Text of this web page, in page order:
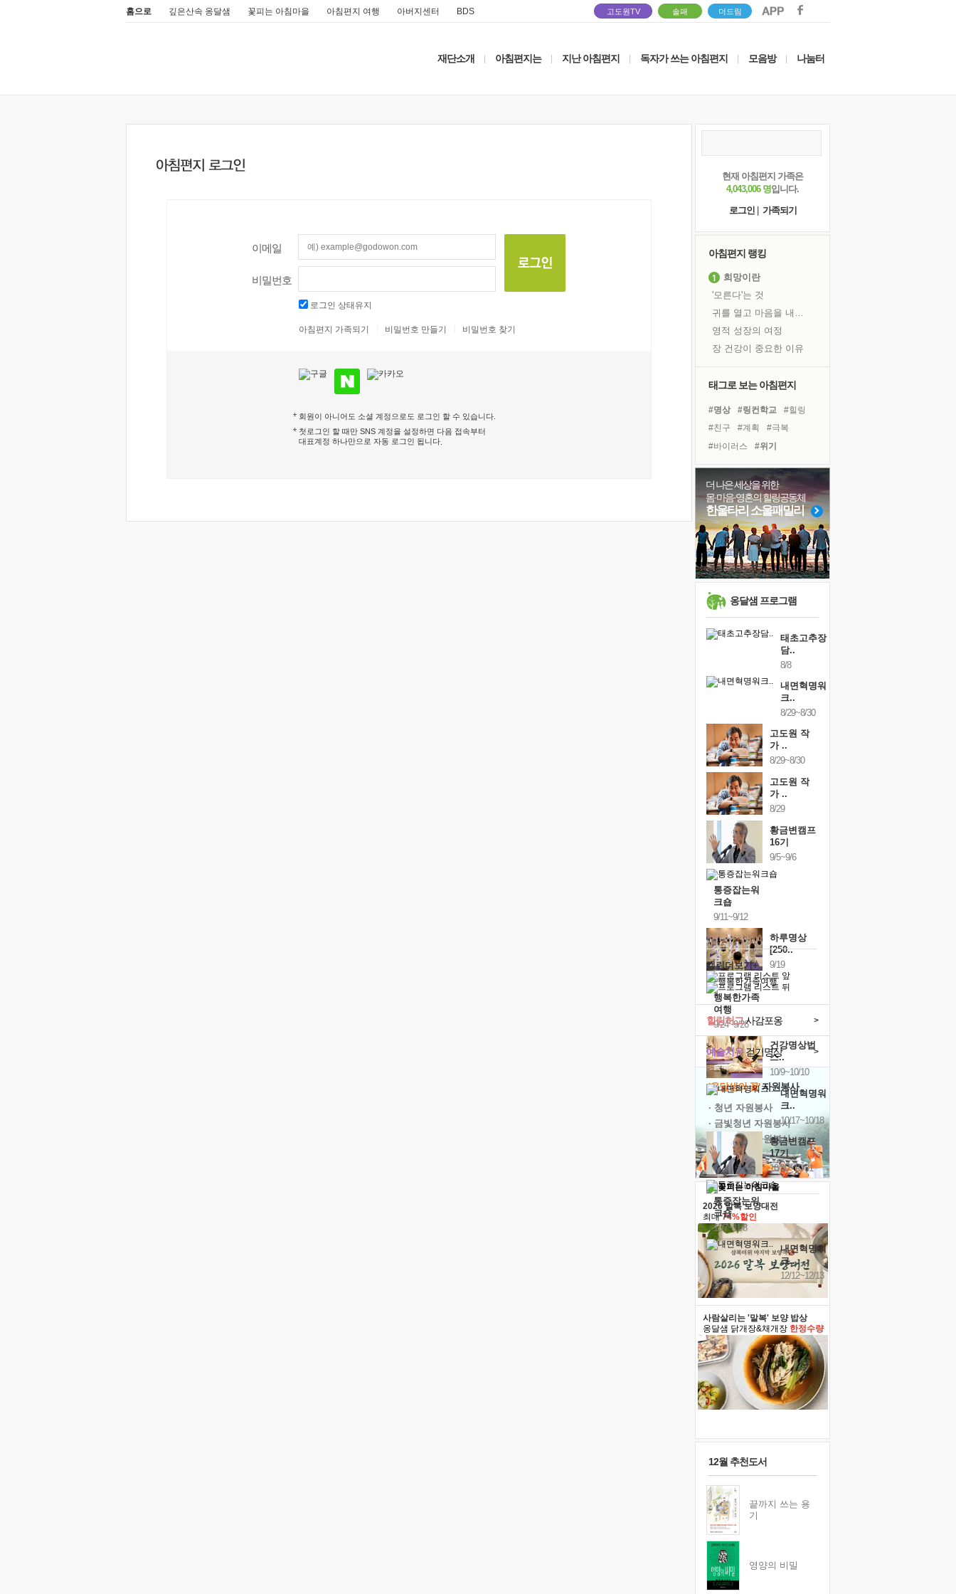
홈으로 깊은산속 옹달샘 꽃피는 아침마을 아침편지 여행 아버지센터 BDS 고도원TV 솔패 더드림
재단소개 아침편지는 지난 아침편지 독자가 쓰는 아침편지 모음방 나눔터
이메일
비밀번호
로그인 상태유지
아침편지 가족되기 비밀번호 만들기 비밀번호 찾기
회원이 아니어도 소셜 계정으로도 로그인 할 수 있습니다.
첫로그인 할 때만 SNS 계정을 설정하면 다음 접속부터
대표계정 하나만으로 자동 로그인 됩니다
현재 아침편지 가족은
4,043,006 명입니다.
로그인
가족되기
아침편지 랭킹
희망이란
'모른다'는 것
귀를 열고 마음을 내어주고
영적 성장의 여정
장 건강이 중요한 이유
꿈이 실제가 되는 것
'말 타는 법'을 먼저
졸업식 사진을 보며
아픈 아버지를 위한 공간 설계
극심한 변비, 어깨결림, 수면 장애
보고 싶은 어머니
유년 시절의 부산 영도 바다
못된 꼰대들
거울 속의 나
태그로 보는 아침편지
#명상 #링컨학교
#힐링
#친구
#계획
#극복
#바이러스
#위기
#희망
#건강
#경험
#독서
#독서캠프
#나눔
#비전캠프
#리더
#삶
#다짐
#사람
#면역력
#아이들
더 나은 세상을 위한
몸·마음·영혼의 힐링공동체
한울타리 소울패밀리
옹달샘 프로그램
태초고추장
담..
8/8
내면혁명워
크..
8/29~8/30
고도원 작
가 ..
8/29~8/30
고도원 작
가 ..
8/29
황금변캠프
16기
9/5~9/6
통증잡는워
크숍
9/11~9/12
하루명상
[250..
9/19
행복한가족
여행
9/24~9/26
건강명상법
스..
10/9~10/10
내면혁명워
크..
10/17~10/18
황금변캠프
17기
10/30~10/31
통증잡는워
크숍
11/7~11/8
내면혁명워
크..
12/12~12/13
캘린더보기+
예술치유걷기명상 >
힐링허그사감포옹 >
'옹달샘의 꽃'자원봉사
· 청년 자원봉사
· 금빛청년 자원봉사
· 음식연구 자원봉사
2026 말복 보양대전
최대74%할인
사람살리는 '말복' 보양 밥상
옹달샘 닭개장&채개장 한정수량
12월 추천도서
끝까지 쓰는 용
기
영양의 비밀